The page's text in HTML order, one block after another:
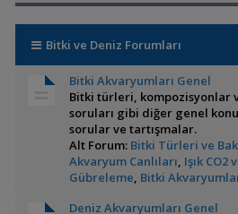
Bitki ve Deniz Forumları
Bitki Akvaryumları Genel
Bitki türleri, kompozisyonlar
soruları gibi diğer genel
sorular ve tartışmalar.
Alt Forum: Bitki Türleri ve
Akvaryum Canlıları, Işık CO2
Gübreleme, Bitki
Deniz Akvaryumları Genel